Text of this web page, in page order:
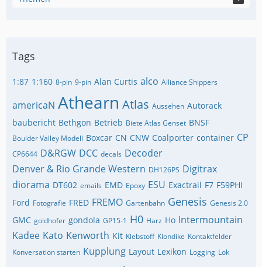
Tags
1:87 1:160 8-pin 9-pin Alan Curtis alco Alliance Shippers
americaN Athearn Atlas Aussehen Autorack
baubericht Bethgon Betrieb Biete Atlas Genset BNSF
Boulder Valley Modell Boxcar CN CNW Coalporter container CP
CP6644 D&RGW DCC decals Decoder
Denver & Rio Grande Western DH126PS Digitrax
diorama DT602 emails EMD Epoxy ESU Exactrail F7 F59PHI
Ford Fotografie FRED FREMO Gartenbahn Genesis Genesis 2.0
GMC goldhofer gondola GP15-1 H0 Harz Ho Intermountain
Kadee Kato Kenworth Kit Klebstoff Klondike Kontaktfelder
Konversation starten Kupplung Layout Lexikon Logging Lok